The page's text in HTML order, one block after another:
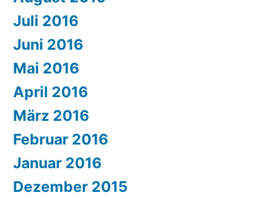
Juli 2016
Juni 2016
Mai 2016
April 2016
März 2016
Februar 2016
Januar 2016
Dezember 2015